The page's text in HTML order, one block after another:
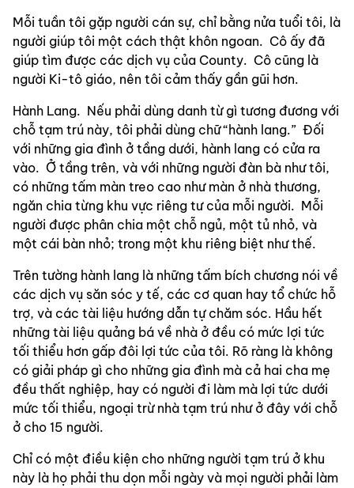
Mỗi tuần tôi gặp người cán sự, chỉ bằng nửa tuổi tôi, là
người giúp tôi một cách thật khôn ngoan.  Cô ấy đã
giúp tìm được các dịch vụ của County.  Cô cũng là
người Ki-tô giáo, nên tôi cảm thấy gần gũi hơn.
Hành Lang.  Nếu phải dùng danh từ gì tương đương với
chỗ tạm trú này, tôi phải dùng chữ “hành lang.”  Đối
với những gia đình ở tầng dưới, hành lang có cửa ra
vào.  Ở tầng trên, và với những người đàn bà như tôi,
có những tấm màn treo cao như màn ở nhà thương,
ngăn chia từng khu vực riêng tư của mỗi người.  Mỗi
người được phân chia một chỗ ngủ, một tủ nhỏ, và
một cái bàn nhỏ; trong một khu riêng biệt như thế.
Trên tường hành lang là những tấm bích chương nói về
các dịch vụ săn sóc y tế, các cơ quan hay tổ chức hỗ
trợ, và các tài liệu hướng dẫn tự chăm sóc. Hầu hết
những tài liệu quảng bá về nhà ở đều có mức lợi tức
tối thiểu hơn gấp đôi lợi tức của tôi. Rõ ràng là không
có giải pháp gì cho những gia đình mà cả hai cha mẹ
đều thất nghiệp, hay có người đi làm mà lợi tức dưới
mức tối thiểu, ngoại trừ nhà tạm trú như ở đây với chỗ
ở cho 15 người.
Chỉ có một điều kiện cho những người tạm trú ở khu
này là họ phải thu dọn mỗi ngày và mọi người phải làm